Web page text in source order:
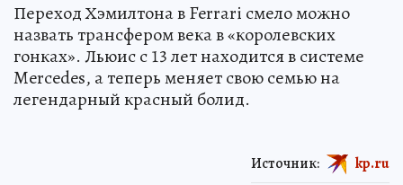
Переход Хэмилтона в Ferrari смело можно
назвать трансфером века в «королевских
гонках». Льюис с 13 лет находится в системе
Mercedes, а теперь меняет свою семью на
легендарный красный болид.
Источник: kp.ru